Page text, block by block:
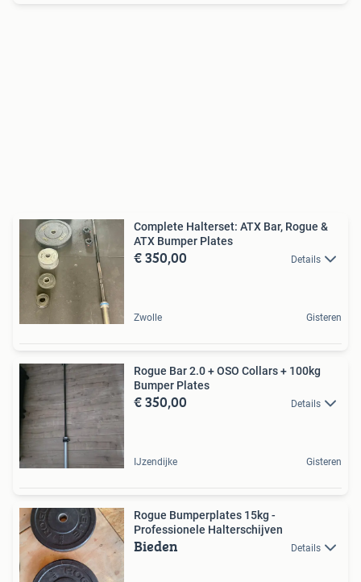
Complete Halterset: ATX Bar, Rogue &
ATX Bumper Plates
€ 350,00 Details
Zwolle Gisteren
Rogue Bar 2.0 + OSO Collars + 100kg
Bumper Plates
€ 350,00 Details
IJzendijke Gisteren
Rogue Bumperplates 15kg -
Professionele Halterschijven
Bieden Details